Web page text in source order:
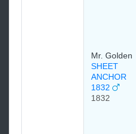
Mr. Golden
SHEET
ANCHOR
1832
1832